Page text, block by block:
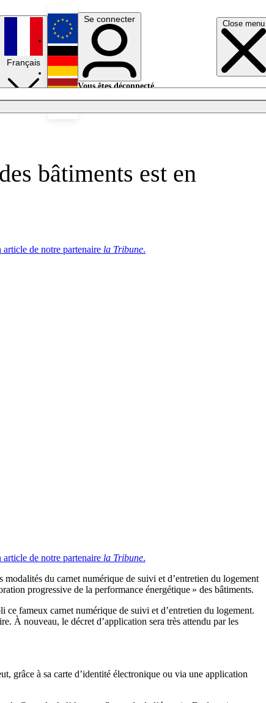
Close menu
Français
English
Deutsch
Se connecter
Vous êtes déconnecté.
bâtiments est en
article de notre partenaire la Tribune.
article de notre partenaire la Tribune.
du carnet numérique de suivi et d’entretien du logement
progressive de la performance énergétique » des bâtiments.
fameux carnet numérique de suivi et d’entretien du logement.
À nouveau, le décret d’application sera très attendu par les
grâce à sa carte d’identité électronique ou via une application